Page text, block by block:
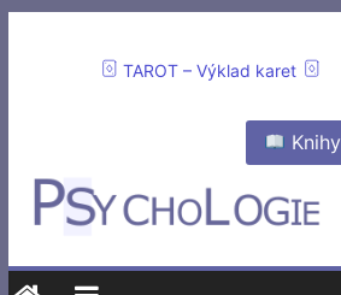
TAROT – Výklad karet
Knihy